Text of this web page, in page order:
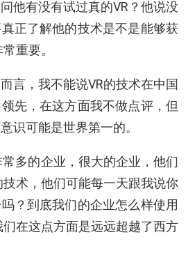
他有没有试过真的VR？他说没
正了解他的技术是不是能够获
重要。
言，我不能说VR的技术在中国
先，在这方面我不做点评，但
识可能是世界第一的。
多的企业，很大的企业，他们
技术，他们可能每一天跟我说你
？到底我们的企业怎么样使用
在这点方面是远远超越了西方